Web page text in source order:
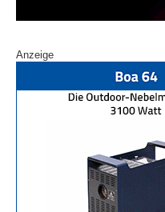
Anzeige